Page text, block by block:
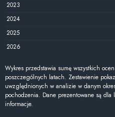
2023
2024
2025
2026
Wykres przedstawia sumę wszystkich
poszczególnych latach. Zestawienie
uwzględnionych w analizie w danym
pochodzenia. Dane prezentowane są dla
informacje.